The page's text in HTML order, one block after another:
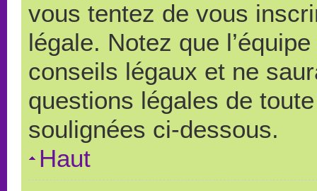
vous tentez de vous
légale. Notez que
conseils légaux et ne
questions légales de
soulignées ci-dessous.
Haut